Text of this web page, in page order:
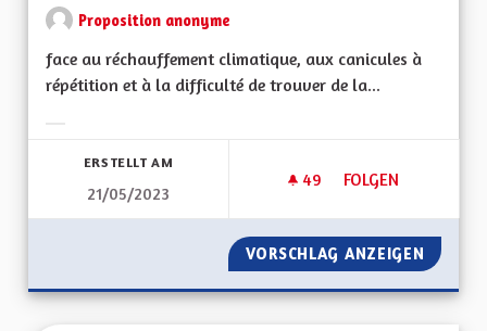
Proposition anonyme
face au réchauffement climatique, aux canicules à
répétition et à la difficulté de trouver de la...
ERSTELLT AM
21/05/2023
49 49 FOLLOWER
FOLGEN
MOINS DE
VORSCHLAG ANZEIGEN